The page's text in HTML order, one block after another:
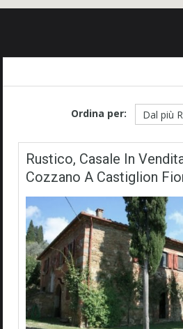
Ordina per:
Rustico, Casale In
Cozzano A Castiglion